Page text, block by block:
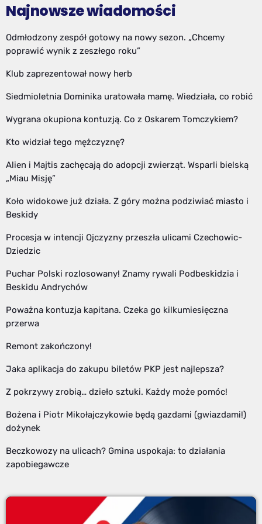
Najnowsze wiadomości
Odmłodzony zespół gotowy na nowy sezon. „Chcemy
poprawić wynik z zeszłego roku”
Klub zaprezentował nowy herb
Siedmioletnia Dominika uratowała mamę. Wiedziała, co robić
Wygrana okupiona kontuzją. Co z Oskarem Tomczykiem?
Kto widział tego mężczyznę?
Alien i Majtis zachęcają do adopcji zwierząt. Wsparli bielską
„Miau Misję”
Koło widokowe już działa. Z góry można podziwiać miasto i
Beskidy
Procesja w intencji Ojczyzny przeszła ulicami Czechowic-
Dziedzic
Puchar Polski rozlosowany! Znamy rywali Podbeskidzia i
Beskidu Andrychów
Poważna kontuzja kapitana. Czeka go kilkumiesięczna
przerwa
Remont zakończony!
Jaka aplikacja do zakupu biletów PKP jest najlepsza?
Z pokrzywy zrobią… dzieło sztuki. Każdy może pomóc!
Bożena i Piotr Mikołajczykowie będą gazdami (gwiazdami!)
dożynek
Beczkowozy na ulicach? Gmina uspokaja: to działania
zapobiegawcze